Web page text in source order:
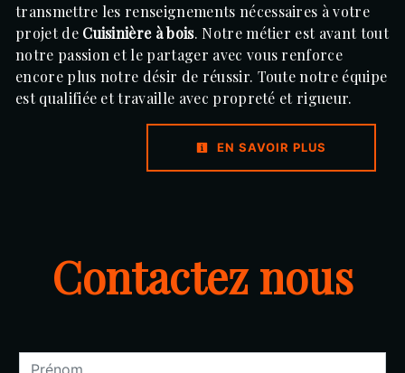
transmettre les renseignements nécessaires à votre
projet de Cuisinière à bois. Notre métier est avant tout
notre passion et le partager avec vous renforce
encore plus notre désir de réussir. Toute notre équipe
est qualifiée et travaille avec propreté et rigueur.
EN SAVOIR PLUS
Contactez nous